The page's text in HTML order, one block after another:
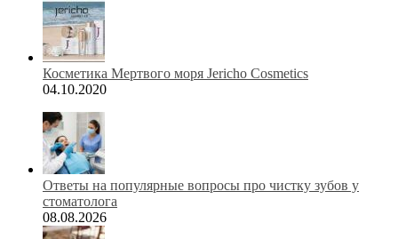
Косметика Мертвого моря Jericho Cosmetics
04.10.2020
Ответы на популярные вопросы про чистку зубов у
стоматолога
08.08.2026